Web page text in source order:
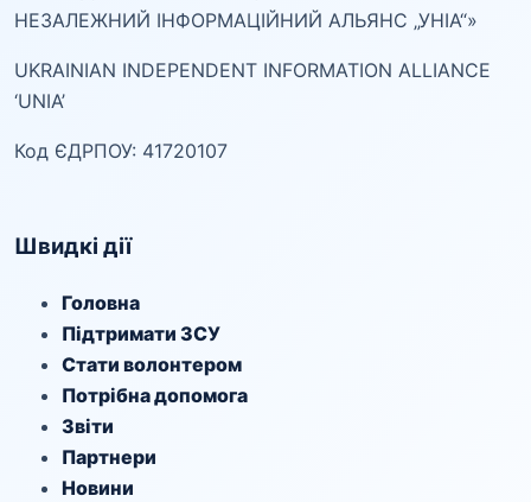
НЕЗАЛЕЖНИЙ ІНФОРМАЦІЙНИЙ АЛЬЯНС „УНІА“»
UKRAINIAN INDEPENDENT INFORMATION ALLIANCE
‘UNIA’
Код ЄДРПОУ: 41720107
Швидкі дії
Головна
Підтримати ЗСУ
Стати волонтером
Потрібна допомога
Звіти
Партнери
Новини